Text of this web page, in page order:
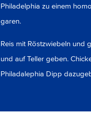
Philadelphia zu einem
garen.
Reis mit Röstzwiebeln und
und auf Teller geben.
Philadalephia Dipp